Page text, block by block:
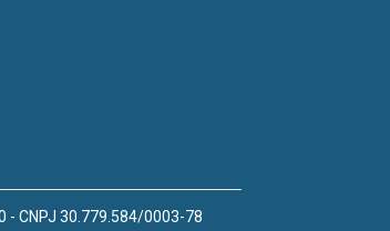
- CNPJ 30.779.584/0003-78